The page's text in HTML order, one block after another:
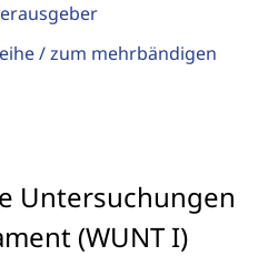
/ zum mehrbändigen
Untersuchungen
(WUNT I)